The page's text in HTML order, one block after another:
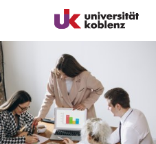
Datenschutz